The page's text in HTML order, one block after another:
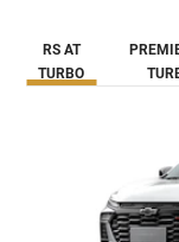
RS AT
TURBO